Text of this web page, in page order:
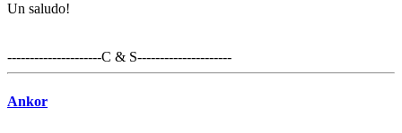
Un saludo!
---------------------C & S---------------------
Ankor